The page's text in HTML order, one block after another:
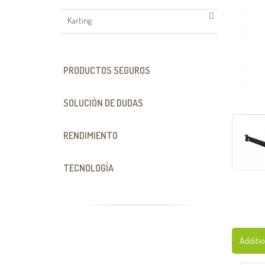
Karting
PRODUCTOS SEGUROS
SOLUCIÓN DE DUDAS
RENDIMIENTO
TECNOLOGÍA